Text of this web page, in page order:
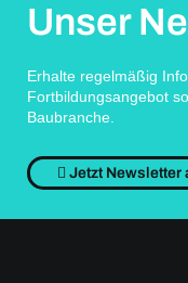
Unser
Erhalte regelmäßig
Fortbildungsangebot
Baubranche.
Jetzt Newsletter